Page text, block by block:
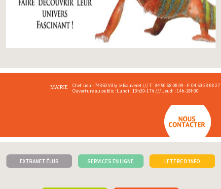
MAIRIE
Chef Lieu - 74350 Villy le Bouveret /// T : 04 50 68 08 09 - F: 04 50 23 08 27
Ouverture au public : Lundi : 13h30-17h /// Jeudi : 14h-18h30
EXTRANET ÉLUS SERVICES EN LIGNE LETTRE D'INFO